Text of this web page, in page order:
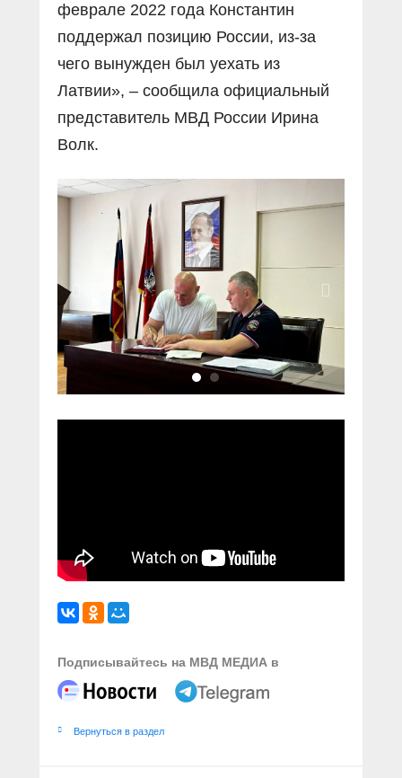
феврале 2022 года Константин
поддержал позицию России, из-за
чего вынужден был уехать из
Латвии», – сообщила официальный
представитель МВД России Ирина
Волк.
Подписывайтесь на МВД МЕДИА в
Вернуться в раздел